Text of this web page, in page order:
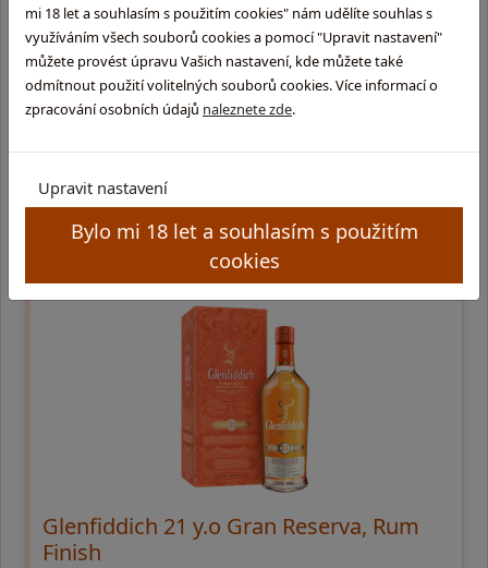
mi 18 let a souhlasím s použitím cookies" nám udělíte souhlas s
využíváním všech souborů cookies a pomocí "Upravit nastavení"
můžete provést úpravu Vašich nastavení, kde můžete také
odmítnout použití volitelných souborů cookies. Více informací o
zpracování osobních údajů naleznete zde.
Upravit nastavení
Bylo mi 18 let a souhlasím s použitím
cookies
Glenfiddich 18 y.o
0,7l, 40% single malt | Hodnocení whisky podle M. Jacksona
(Whisky Magazin): Aroma: velmi bohaté. Chuť: vyzrálá a
2 809,-
skladem na prodejně
Glenfiddich 21 y.o Gran Reserva, Rum
Finish